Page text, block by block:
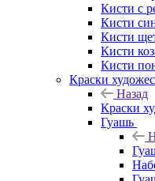
Кисти с
Кисти
Кисти
Кисти
Кисти
Краски
Назад
Краски
Гуашь